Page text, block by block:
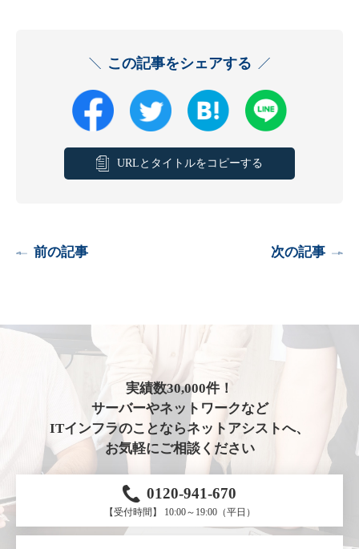
この記事をシェアする
URLとタイトルをコピーする
前の記事 次の記事
実績数30,000件！
サーバーやネットワークなど
ITインフラのことならネットアシストへ、
お気軽にご相談ください
0120-941-670
【受付時間】 10:00～19:00（平日）